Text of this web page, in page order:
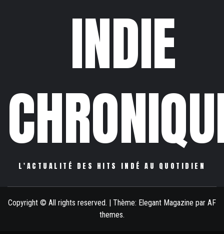
INDIE
L'ACTUALITÉ DES HITS INDÉ AU QUOTIDIEN
Copyright © All rights reserved. Thème: Elegant Magazine par AF
themes.